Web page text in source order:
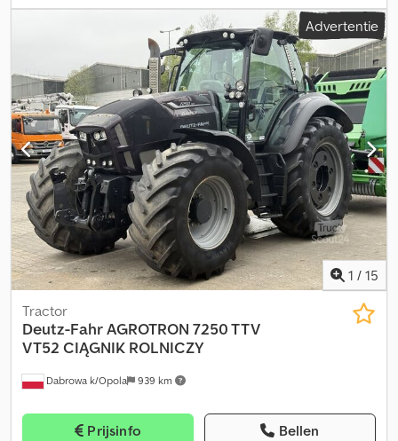
achterbandmaat:VF 710/75R42 | 90%, bandenmaten:VF
, bandenconditie:90 %, Uitrusting:airconditioning,
boordcomputer, cabine, fronthef, luchtdrukrem,
vierwielaandrijving, voorste aftakas
, Banden (v): V 620/75R30,
Banden (a): VF 710/75R42, Bedrijfsuren: 950, Eerste toelating: 19-
08-2023, Elektronische hefinrichting (EHR), Geveerde vooras,
Cabinevering (mechanisch), Luchtgeveerde stoel, Radio,
Regelventiel - dubbelwerkend (7x)_____Fronthefload
SensingKoplampenKogelkopkoppeling: in hoogte
verstelbaarAftakas: 540/750/1000/1440Aantal cilinders:
6Hulpaansluitingen: elektrischK80 kogelkopkoppeling,Locatie:
Klant Dcsdpfxsyb U Sve Ab Nsk
Advertentie
1 / 15
Dabrowa k/Opola 939 km
Tractor
Deutz-FahrAGROTRON 7250 TTV
VT52 CIĄGNIK ROLNICZY
Prijsinfo Bellen